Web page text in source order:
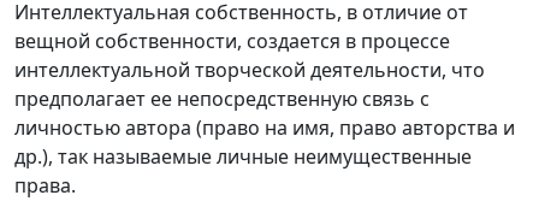
Интеллектуальная собственность, в отличие от
вещной собственности, создается в процессе
интеллектуальной творческой деятельности, что
предполагает ее непосредственную связь с
личностью автора (право на имя, право авторства и
др.), так называемые личные неимущественные
права.